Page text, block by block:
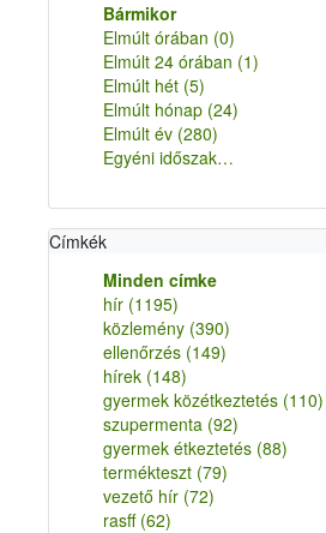
Bármikor
Elmúlt órában (0)
Elmúlt 24 órában (1)
Elmúlt hét (5)
Elmúlt hónap (24)
Elmúlt év (280)
Egyéni időszak…
Címkék
Minden címke
hír (1195)
közlemény (390)
ellenőrzés (149)
hírek (148)
gyermek közétkeztetés (110)
szupermenta (92)
gyermek étkeztetés (88)
termékteszt (79)
vezető hír (72)
rasff (62)